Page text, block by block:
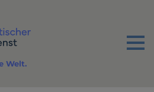
Menu
Welt.